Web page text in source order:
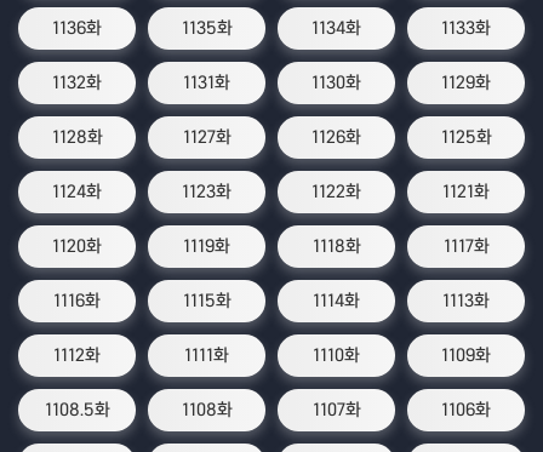
1136화 1135화 1134화 1133화
1132화 1131화 1130화 1129화
1128화 1127화 1126화 1125화
1124화 1123화 1122화 1121화
1120화 1119화 1118화 1117화
1116화 1115화 1114화 1113화
1112화 1111화 1110화 1109화
1108.5화 1108화 1107화 1106화